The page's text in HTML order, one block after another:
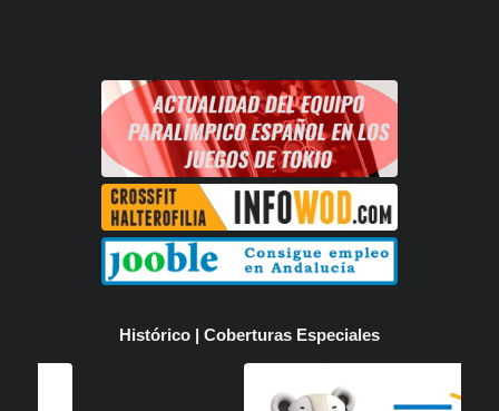
Histórico | Coberturas Especiales